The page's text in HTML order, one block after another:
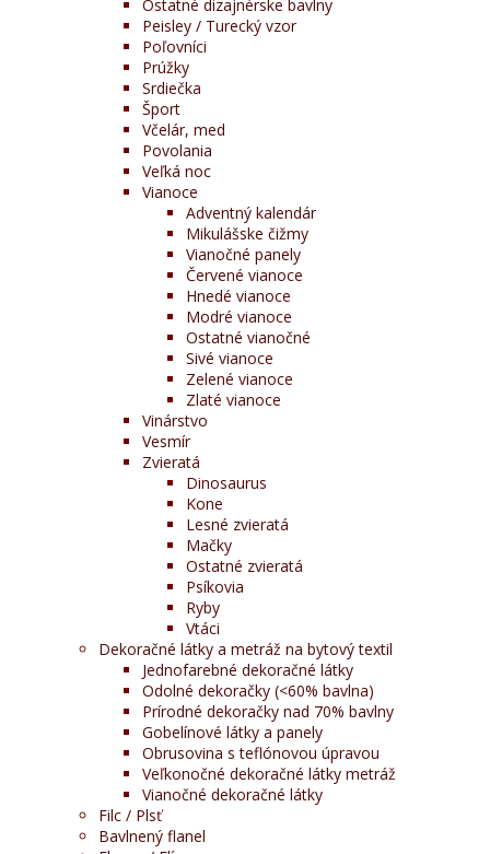
Ostatné dizajnérske bavlny
Peisley / Turecký vzor
Poľovníci
Prúžky
Srdiečka
Šport
Včelár, med
Povolania
Veľká noc
Vianoce
Adventný kalendár
Mikulášske čižmy
Vianočné panely
Červené vianoce
Hnedé vianoce
Modré vianoce
Ostatné vianočné
Sivé vianoce
Zelené vianoce
Zlaté vianoce
Vinárstvo
Vesmír
Zvieratá
Dinosaurus
Kone
Lesné zvieratá
Mačky
Ostatné zvieratá
Psíkovia
Ryby
Vtáci
Dekoračné látky a metráž na bytový textil
Jednofarebné dekoračné látky
Odolné dekoračky (<60% bavlna)
Prírodné dekoračky nad 70% bavlny
Gobelínové látky a panely
Obrusovina s teflónovou úpravou
Veľkonočné dekoračné látky metráž
Vianočné dekoračné látky
Filc / Plsť
Bavlnený flanel